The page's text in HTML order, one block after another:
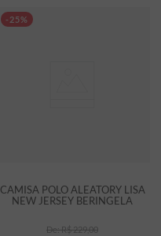
-25%
CAMISA POLO ALEATORY LISA
NEW JERSEY BERINGELA
R$229,00